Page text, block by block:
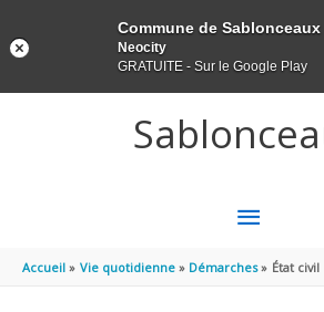
MENU
Accueil Vie quotidienne Démarches État civil
Commune de Sablonceaux
Neocity
GRATUITE - Sur le Google Play